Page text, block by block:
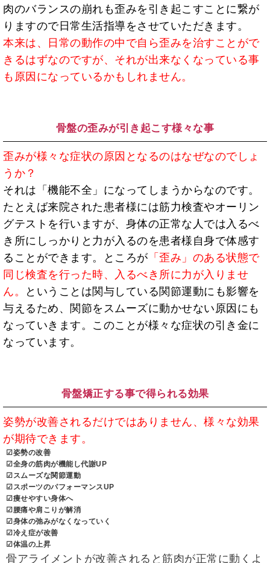
肉のバランスの崩れも歪みを引き起こすことに繋が
りますので日常生活指導をさせていただきます。
本来は、日常の動作の中で自ら歪みを治すことがで
きるはずなのですが、それが出来なくなっている事
も原因になっているかもしれません。
骨盤の歪みが引き起こす様々な事
歪みが様々な症状の原因となるのはなぜなのでしょ
うか？
それは「機能不全」になってしまうからなのです。
たとえば来院された患者様には筋力検査やオーリン
グテストを行いますが、身体の正常な人では入るべ
き所にしっかりと力が入るのを患者様自身で体感す
ることができます。ところが 「歪み」のある状態で
同じ検査を行った時、入るべき所に力が入りませ
ん。
ということは関与している関節運動にも影響を
与えるため、関節をスムーズに動かせない原因にも
なっていきます。このことが様々な症状の引き金に
なっています。
骨盤矯正する事で得られる効果
姿勢が改善されるだけではありません、様々な効果
が期待できます。
☑姿勢の改善
☑全身の筋肉が機能し代謝UP
☑スムーズな関節運動
☑スポーツのパフォーマンスUP
☑痩せやすい身体へ
☑腰痛や肩こりが解消
☑身体の弛みがなくなっていく
☑冷え症が改善
☑体温の上昇
骨アライメントが改善されると筋肉が正常に動くよ